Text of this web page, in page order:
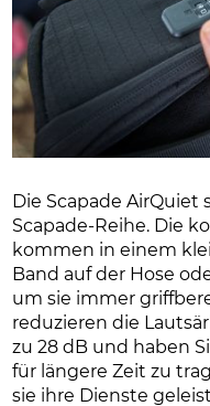
Die Scapade
Scapade-Reihe. Die
kommen in einem
Band auf der Hose
um sie immer
reduzieren die
zu 28 dB und haben
für längere Zeit zu
sie ihre Dienste